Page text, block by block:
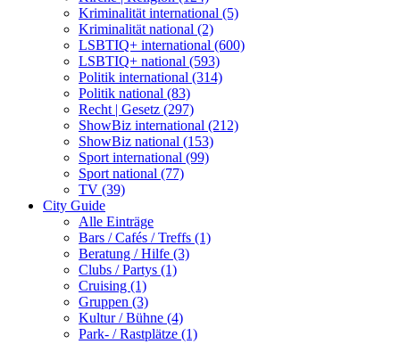
Kriminalität international (5)
Kriminalität national (2)
LSBTIQ+ international (600)
LSBTIQ+ national (593)
Politik international (314)
Politik national (83)
Recht | Gesetz (297)
ShowBiz international (212)
ShowBiz national (153)
Sport international (99)
Sport national (77)
TV (39)
City Guide
Alle Einträge
Bars / Cafés / Treffs (1)
Beratung / Hilfe (3)
Clubs / Partys (1)
Cruising (1)
Gruppen (3)
Kultur / Bühne (4)
Park- / Rastplätze (1)